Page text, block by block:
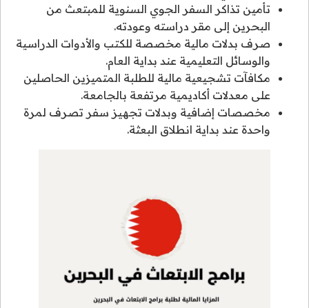
تأمين تذاكر السفر الجوي السنوية للمبتعث من
البحرين إلى مقر دراسته وعودته.
صرف بدلات مالية مخصصة للكتب والأدوات الدراسية
والوسائل التعليمية عند بداية العام.
مكافآت تشجيعية مالية للطلبة المتميزين الحاصلين
على معدلات أكاديمية مرتفعة بالجامعة.
مخصصات إضافية وبدلات تجهيز سفر تصرف لمرة
واحدة عند بداية انطلاق البعثة.